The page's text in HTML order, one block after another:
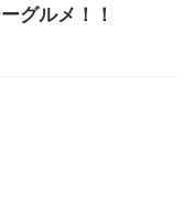
グルメ！！